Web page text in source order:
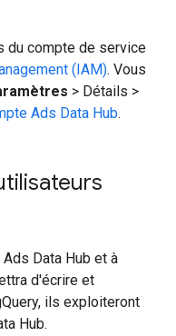
du compte de service
(IAM). Vous
> Détails >
Ads Data Hub.
Data Hub et à
d'écrire et
ils exploiteront
Hub.